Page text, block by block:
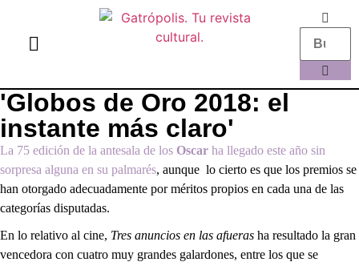
'Globos de Oro 2018: el
instante más claro'
La 75 edición de la antesala de los Oscar ha llegado este año sin
sorpresa alguna en su palmarés, aunque lo cierto es que los premios se
han otorgado adecuadamente por méritos propios en cada una de las
categorías disputadas.
En lo relativo al cine, Tres anuncios en las afueras ha resultado la gran
vencedora con cuatro muy grandes galardones, entre los que se